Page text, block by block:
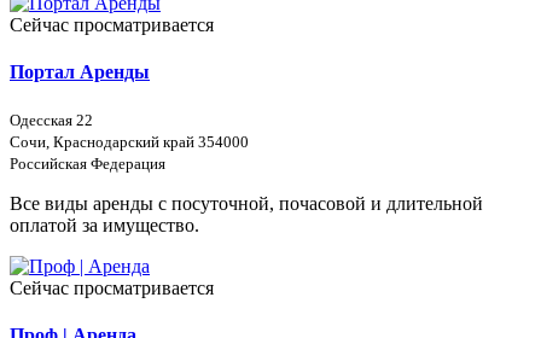
Сейчас просматривается
Портал Аренды
Одесская 22
Сочи, Краснодарский край 354000
Российская Федерация
Все виды аренды с посуточной, почасовой и длительной
оплатой за имущество.
Сейчас просматривается